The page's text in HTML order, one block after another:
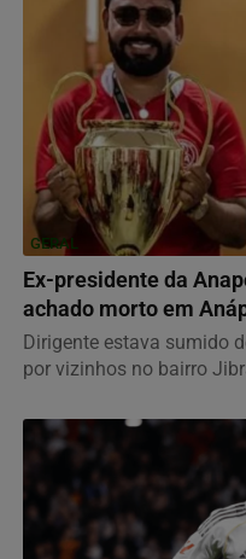
GERAL
Ex-presidente da
achado morto em
Dirigente estava sumido
por vizinhos no bairro